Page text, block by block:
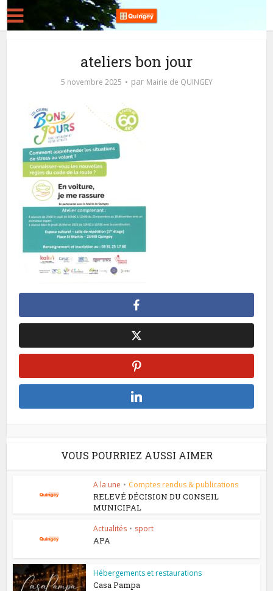
ateliers bon jour
5 novembre 2025 par Mairie de QUINGEY
VOUS POURRIEZ AUSSI AIMER
A la une • Comptes rendus & publications
RELEVÉ DÉCISION DU CONSEIL
MUNICIPAL
Actualités • sport
APA
Hébergements et restaurations
Casa Pampa